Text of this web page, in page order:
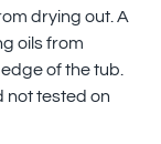
drying out. A
oils from
of the tub.
not tested on